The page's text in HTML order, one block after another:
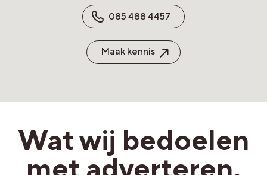
085 488 4457
Maak kennis
Wat wij bedoelen
met adverteren.